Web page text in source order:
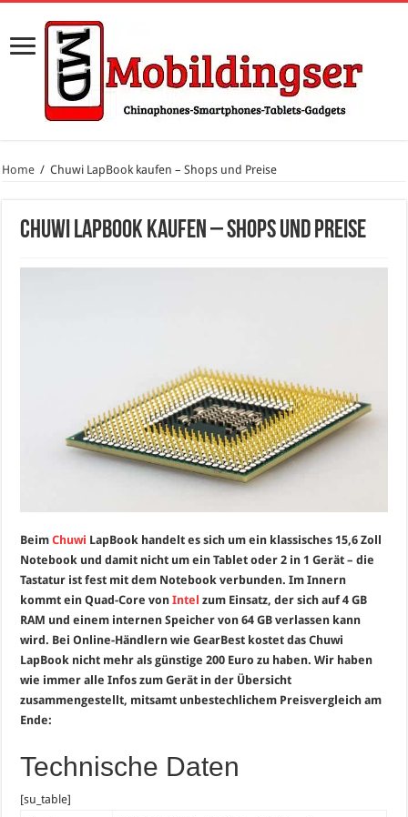
Home / Chuwi LapBook kaufen – Shops und Preise
Chuwi LapBook kaufen – Shops und Preise
BeimChuwi LapBook handelt es sich um ein klassisches 15,6 Zoll
Notebook und damit nicht um ein Tablet oder 2 in 1 Gerät – die
Tastatur ist fest mit dem Notebook verbunden. Im Innern
kommt ein Quad-Core vonIntel zum Einsatz, der sich auf 4 GB
RAM und einem internen Speicher von 64 GB verlassen kann
wird. Bei Online-Händlern wie GearBest kostet das Chuwi
LapBook nicht mehr als günstige 200 Euro zu haben. Wir haben
wie immer alle Infos zum Gerät in der Übersicht
zusammengestellt, mitsamt unbestechlichem Preisvergleich am
Ende:
Technische Daten
[su_table]